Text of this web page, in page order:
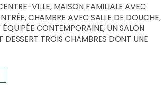
VILLE, MAISON FAMILIALE AVEC
CHAMBRE AVEC SALLE DE DOUCHE,
CONTEMPORAINE, UN SALON
TROIS CHAMBRES DONT UNE
EN 2018. CHAUDIÈRE AU GAZ